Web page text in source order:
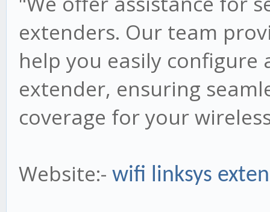
extenders. Our team
help you easily configure
extender, ensuring
coverage for your
Website:- wifi linksys